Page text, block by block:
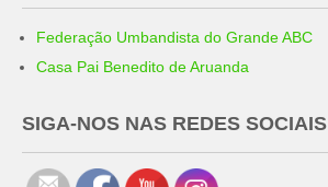
Federação Umbandista do Grande ABC
Casa Pai Benedito de Aruanda
SIGA-NOS NAS REDES SOCIAIS